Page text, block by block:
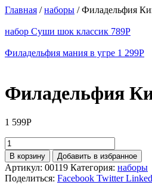
Главная /наборы /Филадельфия
набор Суши шок классик 789Р
Филадельфия мания в угре 1 299Р
Филадельфия
1 599Р
Количество
товара
Филадельфия
Кинг
сайз
В корзину Добавить в избранное
Артикул: 00119 Категория: наборы
Поделиться: Facebook Twitter